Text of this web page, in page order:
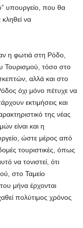
υπουργείο, που θα
να
η φωτιά στη Ρόδο,
Τουρισμού, τόσο στο
αλλά και στο
όχι μόνο πέτυχε να
εκτιμήσεις και
της νέας
είναι και η
ώστε μέρος από
τουριστικές, όπως
να τονιστεί, ότι
στο Ταμείο
μήνα έρχονται
πολύτιμος χρόνος